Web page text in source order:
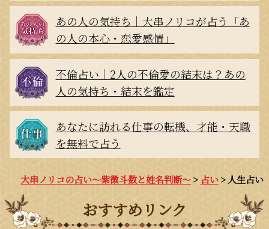
あの人の気持ち｜大串ノリコが占う「あ
の人の本心・恋愛感情」
不倫占い｜2人の不倫愛の結末は？あの
人の気持ち・結末を鑑定
あなたに訪れる仕事の転機、才能・天職
を無料で占う
大串ノリコの占い～紫微斗数と姓名判断～ 占い 人生占い
おすすめリンク